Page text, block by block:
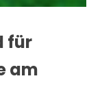
für
am